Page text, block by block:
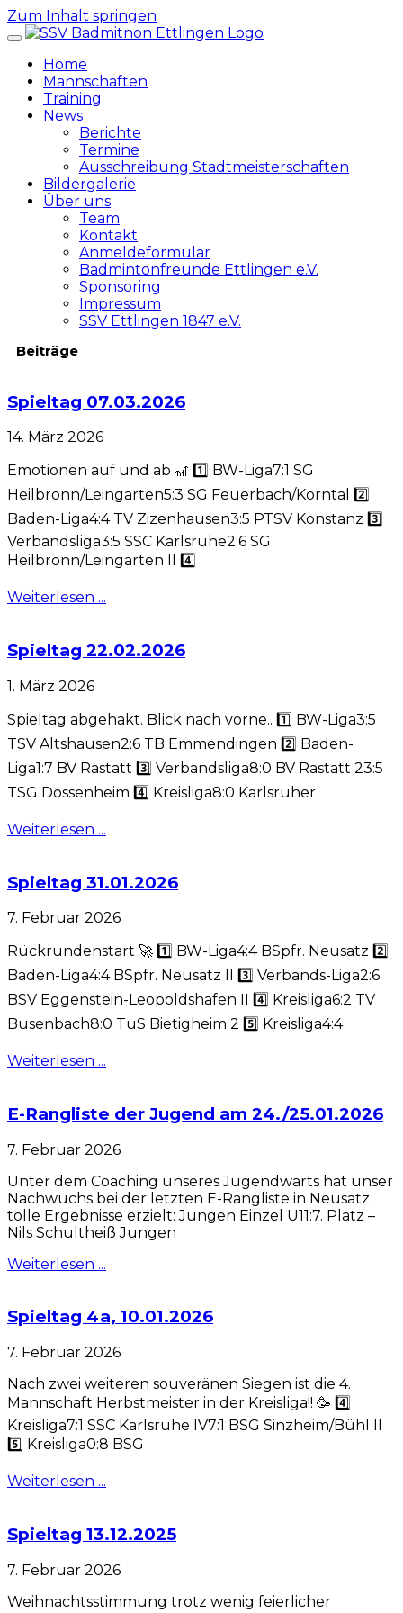
Zum Inhalt springen
Home
Mannschaften
Training
News
Berichte
Termine
Ausschreibung Stadtmeisterschaften
Bildergalerie
Über uns
Team
Kontakt
Anmeldeformular
Badmintonfreunde Ettlingen e.V.
Sponsoring
Impressum
SSV Ettlingen 1847 e.V.
Beiträge
Spieltag 07.03.2026
14. März 2026
Emotionen auf und ab 🎢 1️⃣ BW-Liga7:1 SG
Heilbronn/Leingarten5:3 SG Feuerbach/Korntal 2️⃣
Baden-Liga4:4 TV Zizenhausen3:5 PTSV Konstanz 3️⃣
Verbandsliga3:5 SSC Karlsruhe2:6 SG
Heilbronn/Leingarten II 4️⃣
Weiterlesen ...
Spieltag 22.02.2026
1. März 2026
Spieltag abgehakt. Blick nach vorne.. 1️⃣ BW-Liga3:5
TSV Altshausen2:6 TB Emmendingen 2️⃣ Baden-
Liga1:7 BV Rastatt 3️⃣ Verbandsliga8:0 BV Rastatt 23:5
TSG Dossenheim 4️⃣ Kreisliga8:0 Karlsruher
Weiterlesen ...
Spieltag 31.01.2026
7. Februar 2026
Rückrundenstart 🚀 1️⃣ BW-Liga4:4 BSpfr. Neusatz 2️⃣
Baden-Liga4:4 BSpfr. Neusatz II 3️⃣ Verbands-Liga2:6
BSV Eggenstein-Leopoldshafen II 4️⃣ Kreisliga6:2 TV
Busenbach8:0 TuS Bietigheim 2 5️⃣ Kreisliga4:4
Weiterlesen ...
E-Rangliste der Jugend am 24./25.01.2026
7. Februar 2026
Unter dem Coaching unseres Jugendwarts hat unser
Nachwuchs bei der letzten E-Rangliste in Neusatz
tolle Ergebnisse erzielt: Jungen Einzel U11:7. Platz –
Nils Schultheiß Jungen
Weiterlesen ...
Spieltag 4a, 10.01.2026
7. Februar 2026
Nach zwei weiteren souveränen Siegen ist die 4.
Mannschaft Herbstmeister in der Kreisliga!! 🥳 4️⃣
Kreisliga7:1 SSC Karlsruhe IV7:1 BSG Sinzheim/Bühl II
5️⃣ Kreisliga0:8 BSG
Weiterlesen ...
Spieltag 13.12.2025
7. Februar 2026
Weihnachtsstimmung trotz wenig feierlicher